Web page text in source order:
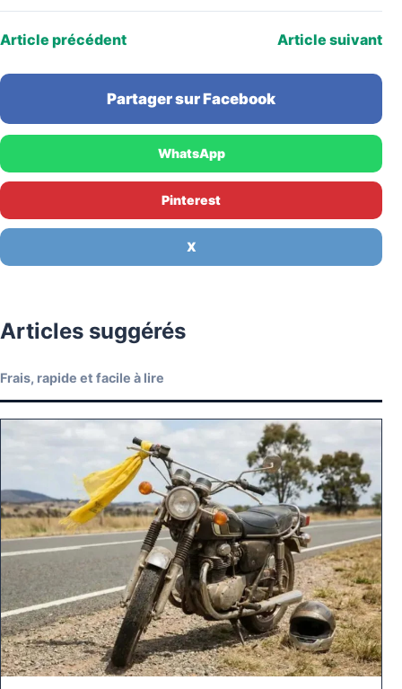
Article précédent Article suivant
Partager sur Facebook
WhatsApp
Pinterest
X
Articles suggérés
Frais, rapide et facile à lire